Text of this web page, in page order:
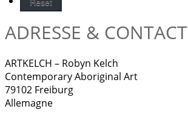
ADRESSE & CONTACT
ARTKELCH – Robyn Kelch
Contemporary Aboriginal Art
79102 Freiburg
Allemagne